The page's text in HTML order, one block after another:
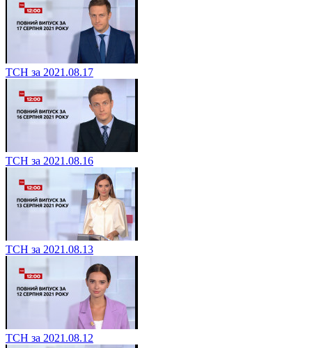
ТСН за 2021.08.17
ТСН за 2021.08.16
ТСН за 2021.08.13
ТСН за 2021.08.12